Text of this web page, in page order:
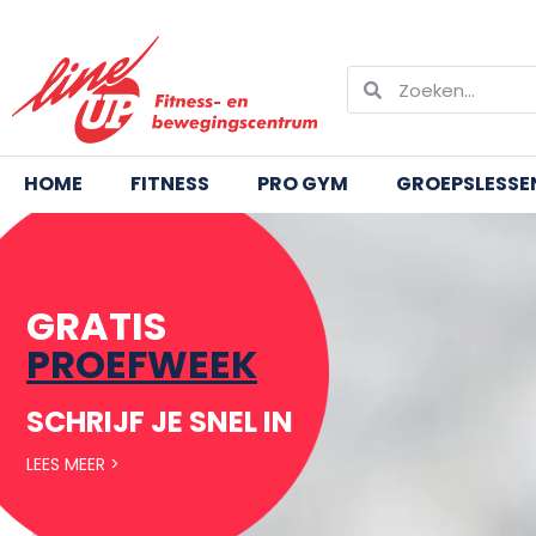
HOME FITNESS PRO GYM
HOME
REFORMER
GRATIS
PROEFWEEK
SCHRIJF JE SNEL IN
LEES MEER >